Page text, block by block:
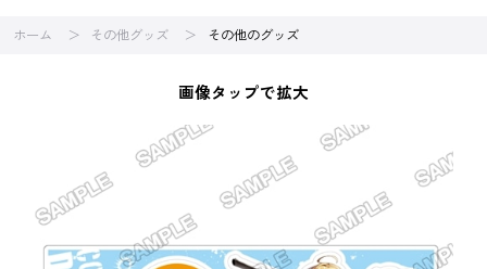
ホーム その他グッズ その他のグッズ
画像タップで拡大